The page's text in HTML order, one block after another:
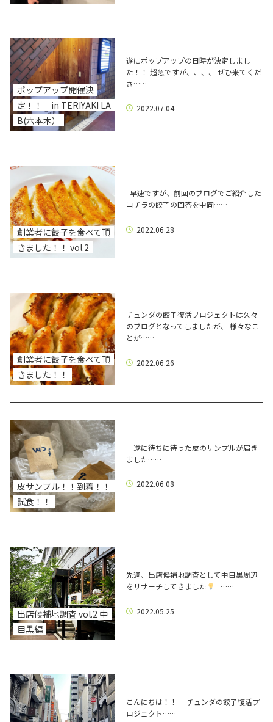
ポップアップ開催決
定！！ in TERIYAKI LA
B(六本木）
遂にポップアップの日時が決定しまし
た！！ 超急ですが、、、、 ぜひ来てくだ
さ……
2022.07.04
創業者に餃子を食べて頂
きました！！ vol.2
早速ですが、前回のブログでご紹介した
コチラの餃子の回答を中岡……
2022.06.28
創業者に餃子を食べて頂
きました！！
チュンダの餃子復活プロジェクトは久々
のブログとなってしましたが、 様々なこ
とが……
2022.06.26
皮サンプル！！到着！！
試食！！
遂に待ちに待った皮のサンプルが届き
ました……
2022.06.08
出店候補地調査 vol.2 中
目黒編
先週、出店候補地調査として中目黒周辺
をリサーチしてきました
……
2022.05.25
こんにちは！！ チュンダの餃子復活プ
ロジェクト……